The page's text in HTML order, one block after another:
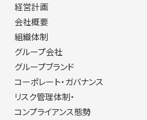
経営計画
会社概要
組織体制
グループ会社
グループブランド
コーポレート・ガバナンス
リスク管理体制・
コンプライアンス態勢